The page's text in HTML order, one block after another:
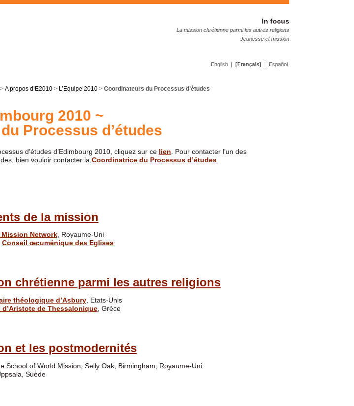
English | [Français] | Español
In focus
La mission chrétienne parmi les autres religions
Jeunesse et mission
> A propos d’E2010> L’Equipe 2010> Coordinateurs du Processus d’études
2010 ~
Processus d’études
d’études d’Edimbourg 2010, cliquez sur ce lien . Pour contacter l’un des
bien vouloir contacter la Coordinatrice du Processus d’études.
de la mission
Mission Network, Royaume-Uni
Conseil œcuménique des Eglises
chrétienne parmi les autres religions
théologique d’Asbury, Etats-Unis
d’Aristote de Thessalonique, Grèce
et les postmodernités
School of World Mission, Selly Oak, Birmingham, Royaume-Uni
Suède